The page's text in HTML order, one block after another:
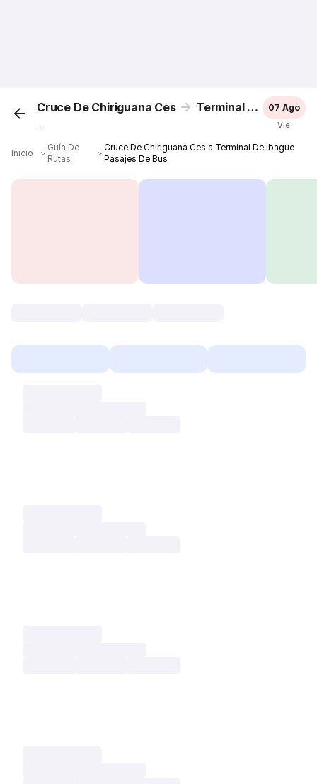
Cruce De Chiriguana Ces Terminal De Ibague
...
07 Ago
Vie
Inicio ＞
Guía De
Rutas
＞
Cruce De Chiriguana Ces a Terminal De Ibague
Pasajes De Bus